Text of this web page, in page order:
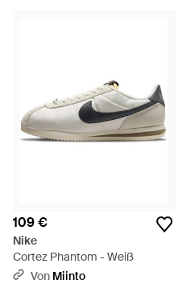
109 €
Nike
Cortez Phantom - Weiß
Von Miinto